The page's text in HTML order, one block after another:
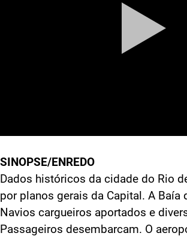
SINOPSE/ENREDO
Dados históricos da cidade do Rio
por planos gerais da Capital. A Baía
Navios cargueiros aportados e
Passageiros desembarcam. O